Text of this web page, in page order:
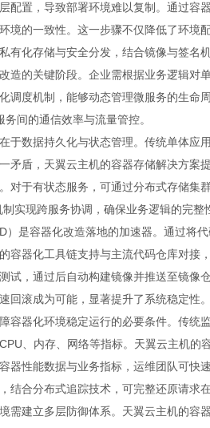
配置，导致部署环境难以复制。通过容
境的一致性。这一步骤不仅降低了环境
有化存储与安全分发，结合镜像与签名
造的关键阶段。企业需根据业务逻辑对
调度机制，能够动态管理微服务的生命
间的通信效率与流量管控。
于数据持久化与状态管理。传统单体应
矛盾，天翼云主机的容器存储解决方案
对于有状态服务，可通过分布式存储
实现跨服务协调，确保业务逻辑的完整
）是容器化改造落地的加速器。通过将
容器化工具链支持与主流代码仓库对接
试，通过后自动构建镜像并推送至镜像
回滚成为可能，显著提升了系统稳定性
容器化环境稳定运行的必要条件。传
、内存、网络等指标。天翼云主机
器性能数据与业务指标，运维团队可快
结合分布式追踪技术，可完整还原请求
需建立多层防御体系。天翼云主机的容